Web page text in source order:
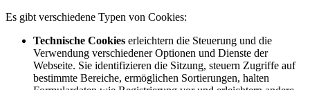
Es gibt verschiedene Typen von Cookies:
Technische Cookies erleichtern die Steuerung und die
Verwendung verschiedener Optionen und Dienste der
Webseite. Sie identifizieren die Sitzung, steuern Zugriffe auf
bestimmte Bereiche, ermöglichen Sortierungen, halten